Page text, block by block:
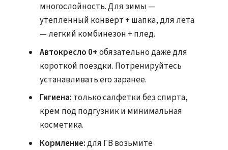
многослойность. Для зимы —
утепленный конверт + шапка, для лета
— легкий комбинезон + плед.
Автокресло 0+обязательно даже для
короткой поездки. Потренируйтесь
устанавливать его заранее.
Гигиена: только салфетки без спирта,
крем под подгузник и минимальная
косметика.
Кормление:для ГВ возьмите